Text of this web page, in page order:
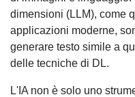
dimensioni (LLM), come
applicazioni moderne,
generare testo simile a
delle tecniche di DL.
L'IA non è solo uno